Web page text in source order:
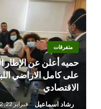
متفرقات
حميه أعلن عن الإطار
على كامل الاراضي
الاقتصادي
رشاد اسماعيل فبراير 22, 2022